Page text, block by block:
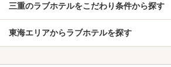
三重のラブホテルをこだわり条件から探す
東海エリアからラブホテルを探す